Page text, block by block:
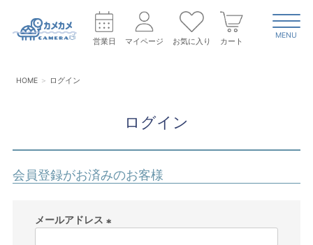
営業日 マイページ お気に入り カート
MENU
HOME ログイン
ログイン
会員登録がお済みのお客様
メールアドレス